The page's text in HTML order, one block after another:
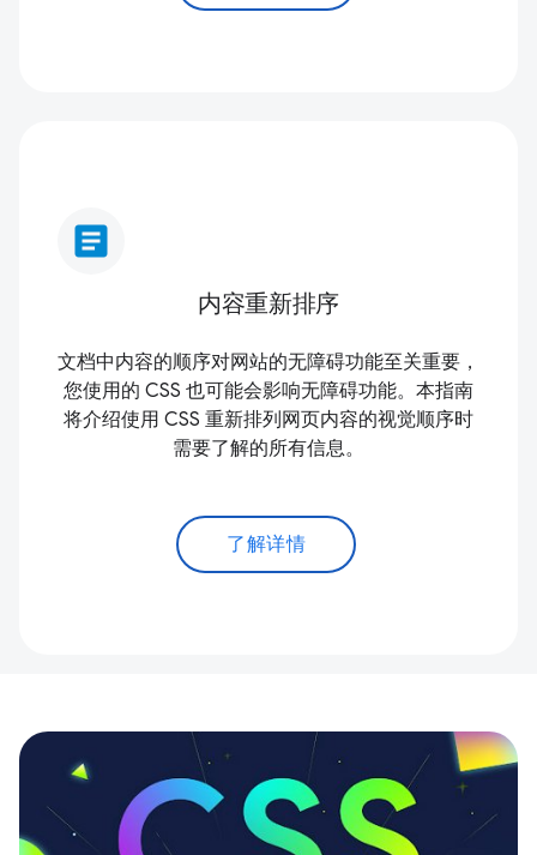
article
内容重新排序
文档中内容的顺序对网站的无障碍功能至关重要，
您使用的 CSS 也可能会影响无障碍功能。本指南
将介绍使用 CSS 重新排列网页内容的视觉顺序时
需要了解的所有信息。
了解详情